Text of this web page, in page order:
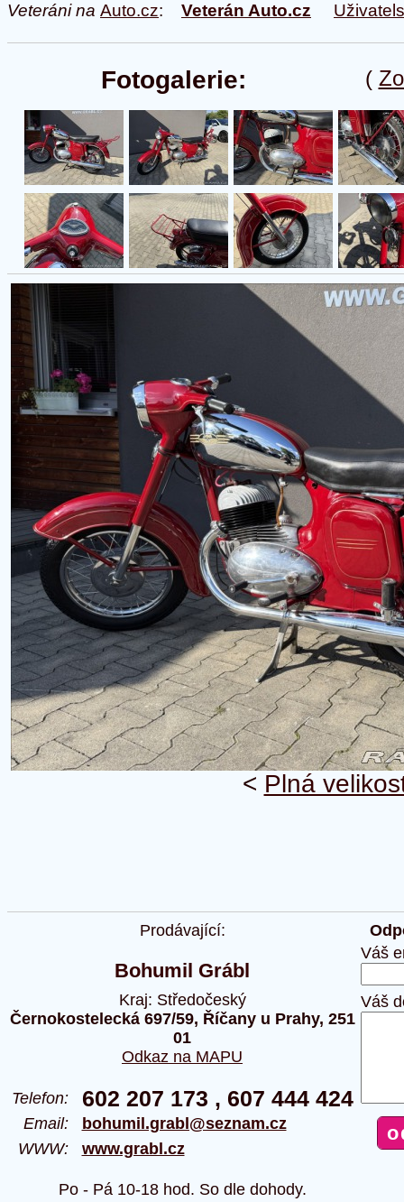
Veteráni na Auto.cz: Veterán Auto.cz
(
Fotogalerie:
< Plná
Prodávající:
Bohumil Grábl
Kraj: Středočeský
Černokostelecká 697/59, Říčany u Prahy, 251
01
Odkaz na MAPU
Telefon: 602 207 173 , 607 444 424
Email: bohumil.grabl@seznam.cz
WWW: www.grabl.cz
Po - Pá 10-18 hod. So dle dohody.
Váš
Váš